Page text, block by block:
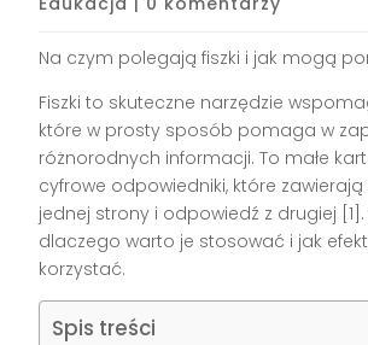
Na czym polegają fiszki i jak mogą
Fiszki to skuteczne narzędzie
które w prosty sposób pomaga w
różnorodnych informacji. To małe
cyfrowe odpowiedniki, które
jednej strony i odpowiedź z drugiej
dlaczego warto je stosować i jak
korzystać.
Spis treści